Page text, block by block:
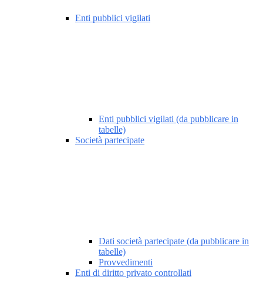
Enti pubblici vigilati
Enti pubblici vigilati (da pubblicare in
tabelle)
Società partecipate
Dati società partecipate (da pubblicare in
tabelle)
Provvedimenti
Enti di diritto privato controllati